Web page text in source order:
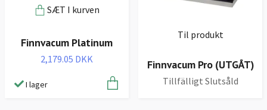
SÆT I kurven
Finnvacum Platinum
2,179.05 DKK
I lager
Til produkt
Finnvacum Pro (UTGÅT)
Tillfälligt Slutsåld